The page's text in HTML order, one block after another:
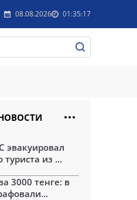
08.08.2026 01:35:17
эвакуировал
туриста из ...
3000 тенге: в